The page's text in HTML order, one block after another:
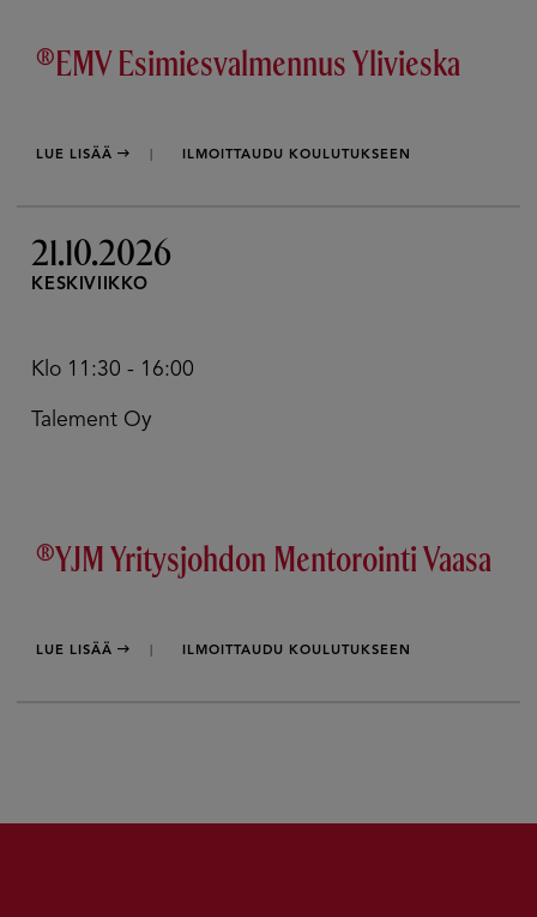
®EMV Esimiesvalmennus Ylivieska
LUE LISÄÄ ILMOITTAUDU KOULUTUKSEEN
21.10.2026
KESKIVIIKKO
Klo 11:30 - 16:00
Talement Oy
®YJM Yritysjohdon Mentorointi Vaasa
LUE LISÄÄ ILMOITTAUDU KOULUTUKSEEN